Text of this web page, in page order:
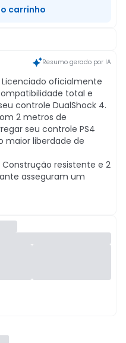
carrinho
Resumo gerado por IA
Licenciado oficialmente
total e
controle DualShock 4.
2 metros de
seu controle PS4
maior liberdade de
Construção resistente e 2
asseguram um